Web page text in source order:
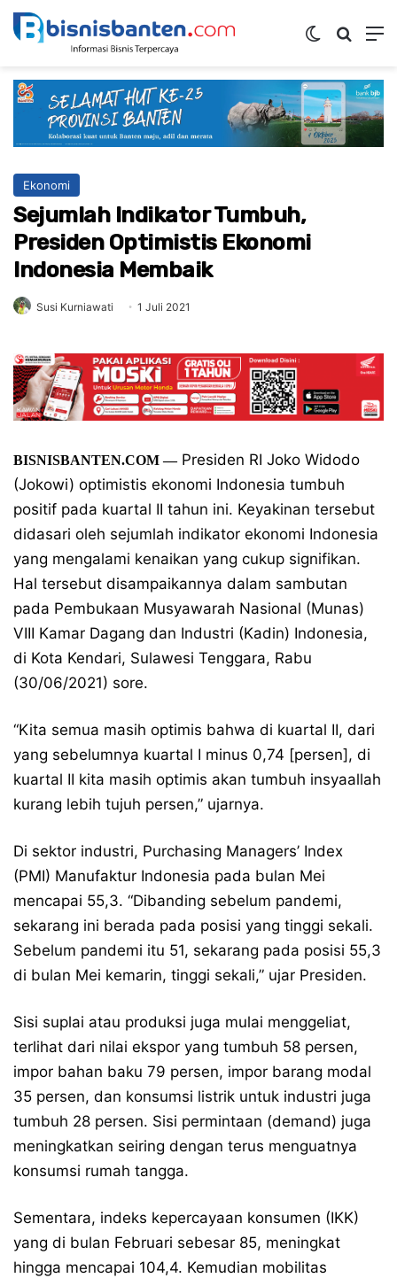
Switch skin
Ekonomi
Sejumlah Indikator Tumbuh,
Presiden Optimistis Ekonomi
Indonesia Membaik
Susi Kurniawati 1 Juli 2021
BISNISBANTEN.COM —Presiden RI Joko Widodo
(Jokowi) optimistis ekonomi Indonesia tumbuh
positif pada kuartal II tahun ini. Keyakinan tersebut
didasari oleh sejumlah indikator ekonomi Indonesia
yang mengalami kenaikan yang cukup signifikan.
Hal tersebut disampaikannya dalam sambutan
pada Pembukaan Musyawarah Nasional (Munas)
VIII Kamar Dagang dan Industri (Kadin) Indonesia,
di Kota Kendari, Sulawesi Tenggara, Rabu
(30/06/2021) sore.
“Kita semua masih optimis bahwa di kuartal II, dari
yang sebelumnya kuartal I minus 0,74 [persen], di
kuartal II kita masih optimis akan tumbuh insyaallah
kurang lebih tujuh persen,” ujarnya.
Di sektor industri, Purchasing Managers’ Index
(PMI) Manufaktur Indonesia pada bulan Mei
mencapai 55,3. “Dibanding sebelum pandemi,
sekarang ini berada pada posisi yang tinggi sekali.
Sebelum pandemi itu 51, sekarang pada posisi 55,3
di bulan Mei kemarin, tinggi sekali,” ujar Presiden.
Sisi suplai atau produksi juga mulai menggeliat,
terlihat dari nilai ekspor yang tumbuh 58 persen,
impor bahan baku 79 persen, impor barang modal
35 persen, dan konsumsi listrik untuk industri juga
tumbuh 28 persen. Sisi permintaan (demand) juga
meningkatkan seiring dengan terus menguatnya
konsumsi rumah tangga.
Sementara, indeks kepercayaan konsumen (IKK)
yang di bulan Februari sebesar 85, meningkat
hingga mencapai 104,4. Kemudian mobilitas